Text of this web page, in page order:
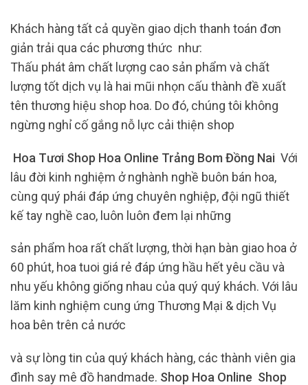
Khách hàng tất cả quyền giao dịch thanh toán đơn
giản trải qua các phương thức như:
Thấu phát âm chất lượng cao sản phẩm và chất
lượng tốt dịch vụ là hai mũi nhọn cấu thành đề xuất
tên thương hiệu shop hoa. Do đó, chúng tôi không
ngừng nghỉ cố gắng nỗ lực cải thiện shop
Hoa Tươi Shop Hoa Online Trảng Bom Đồng Nai Với
lâu đời kinh nghiệm ở nghành nghề buôn bán hoa,
cùng quý phái đáp ứng chuyên nghiệp, đội ngũ thiết
kế tay nghề cao, luôn luôn đem lại những
sản phẩm hoa rất chất lượng, thời hạn bàn giao hoa ở
60 phút, hoa tuoi giá rẻ đáp ứng hầu hết yêu cầu và
nhu yếu không giống nhau của quý quý khách. Với lâu
lăm kinh nghiệm cung ứng Thương Mại & dịch Vụ
hoa bên trên cả nước
và sự lòng tin của quý khách hàng, các thành viên gia
đình say mê đồ handmade. Shop Hoa Online Shop